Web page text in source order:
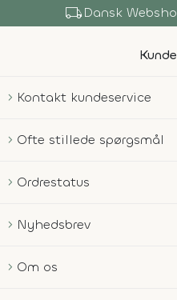
local_shippingDansk
Kontakt kundeservice
Ofte stillede spørgsmål
Ordrestatus
Nyhedsbrev
Om os